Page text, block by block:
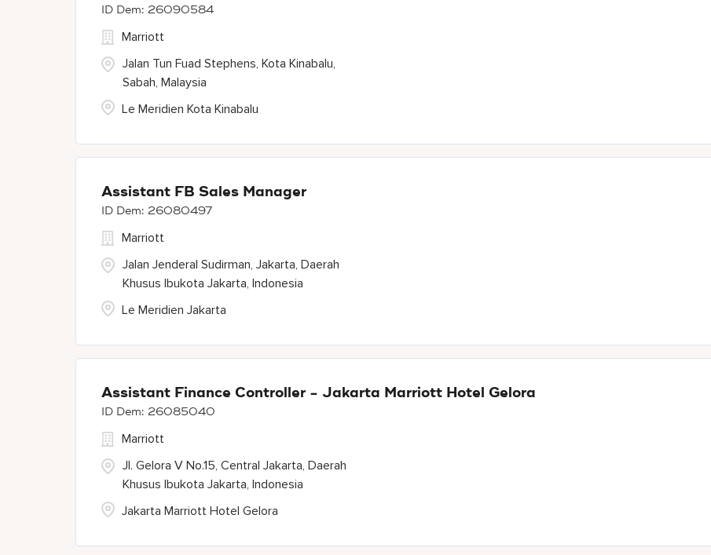
26090584
Jalan Tun Fuad Stephens, Kota Kinabalu,
Sabah, Malaysia
Marriott
Le Meridien Kota Kinabalu
Assistant FB Sales Manager
26080497
Jalan Jenderal Sudirman, Jakarta, Daerah
Khusus Ibukota Jakarta, Indonesia
Marriott
Le Meridien Jakarta
Assistant Finance Controller - Jakarta Marriott Hotel Gelora
26085040
Jl. Gelora V No.15, Central Jakarta, Daerah
Khusus Ibukota Jakarta, Indonesia
Marriott
Jakarta Marriott Hotel Gelora